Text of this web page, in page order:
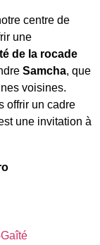
centre de
une
de la rocade
Samcha, que
voisines.
offrir un cadre
une invitation à